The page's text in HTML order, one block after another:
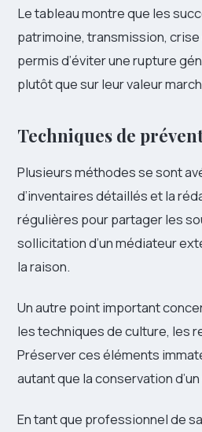
Le tableau montre que les
patrimoine, transmission,
permis d’éviter une rupture
plutôt que sur leur valeur
Techniques de
Plusieurs méthodes se sont
d’inventaires détaillés et la
régulières pour partager les
sollicitation d’un médiateur
la raison.
Un autre point important
les techniques de culture, les
Préserver ces éléments
autant que la conservation
En tant que professionnel de